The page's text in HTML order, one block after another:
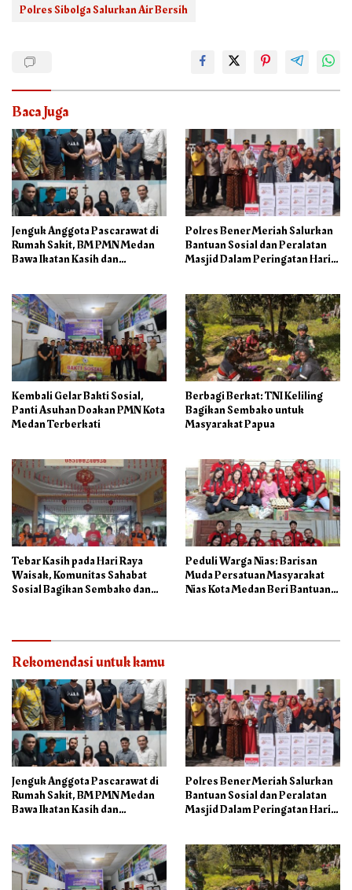
Polres Sibolga Salurkan Air Bersih
Baca Juga
Jenguk Anggota Pascarawat di
Rumah Sakit, BM PMN Medan
Bawa Ikatan Kasih dan
Polres Bener Meriah Salurkan
Bantuan Sosial dan Peralatan
Masjid Dalam Peringatan Hari
Kembali Gelar Bakti Sosial,
Panti Asuhan Doakan PMN Kota
Medan Terberkati
Berbagi Berkat: TNI Keliling
Bagikan Sembako untuk
Masyarakat Papua
Tebar Kasih pada Hari Raya
Waisak, Komunitas Sahabat
Sosial Bagikan Sembako dan
Peduli Warga Nias: Barisan
Muda Persatuan Masyarakat
Nias Kota Medan Beri Bantuan
Rekomendasi untuk kamu
Jenguk Anggota Pascarawat di
Rumah Sakit, BM PMN Medan
Bawa Ikatan Kasih dan
Polres Bener Meriah Salurkan
Bantuan Sosial dan Peralatan
Masjid Dalam Peringatan Hari